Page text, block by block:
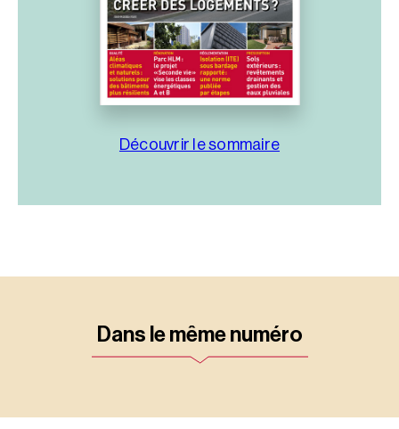
Découvrir le sommaire
Dans le même numéro